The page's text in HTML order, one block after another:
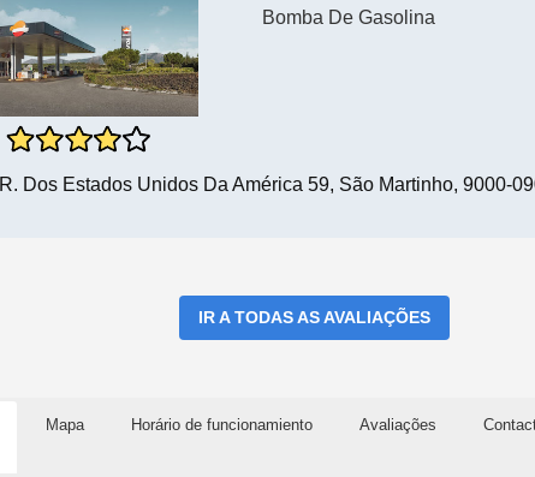
Bomba De Gasolina
R. Dos Estados Unidos Da América 59, São Martinho, 9000-
IR A TODAS AS AVALIAÇÕES
Mapa Horário de funcionamiento Avaliações